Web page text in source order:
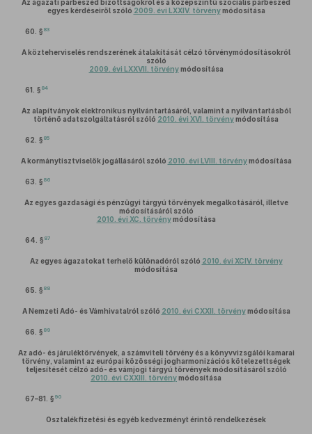
Az ágazati párbeszéd bizottságokról és a középszintű szociális párbeszéd
egyes kérdéseiről szóló 2009. évi LXXIV. törvénymódosítása
60. § 83
A közteherviselés rendszerének átalakítását célzó törvénymódosításokról
szóló
2009. évi LXXVII. törvénymódosítása
61. § 84
Az alapítványok elektronikus nyilvántartásáról, valamint a nyilvántartásból
történő adatszolgáltatásról szóló 2010. évi XVI. törvénymódosítása
62. § 85
A kormánytisztviselők jogállásáról szóló 2010. évi LVIII. törvénymódosítása
63. § 86
Az egyes gazdasági és pénzügyi tárgyú törvények megalkotásáról, illetve
módosításáról szóló
2010. évi XC. törvénymódosítása
64. § 87
Az egyes ágazatokat terhelő különadóról szóló 2010. évi XCIV. törvény
módosítása
65. § 88
A Nemzeti Adó- és Vámhivatalról szóló 2010. évi CXXII. törvénymódosítása
66. § 89
Az adó- és járuléktörvények, a számviteli törvény és a könyvvizsgálói kamarai
törvény, valamint az európai közösségi jogharmonizációs kötelezettségek
teljesítését célzó adó- és vámjogi tárgyú törvények módosításáról szóló
2010. évi CXXIII. törvénymódosítása
67–81. § 90
Osztalékfizetési és egyéb kedvezményt érintő rendelkezések